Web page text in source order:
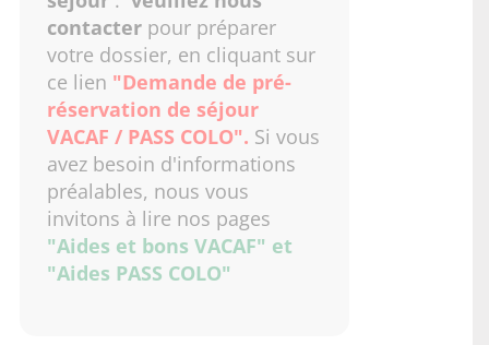
contacter pour préparer
votre dossier, en cliquant sur
ce lien "Demande de pré-
réservation de séjour
VACAF / PASS COLO". Si vous
avez besoin d'informations
préalables, nous vous
invitons à lire nos pages
"Aides et bons VACAF" et
"Aides PASS COLO"